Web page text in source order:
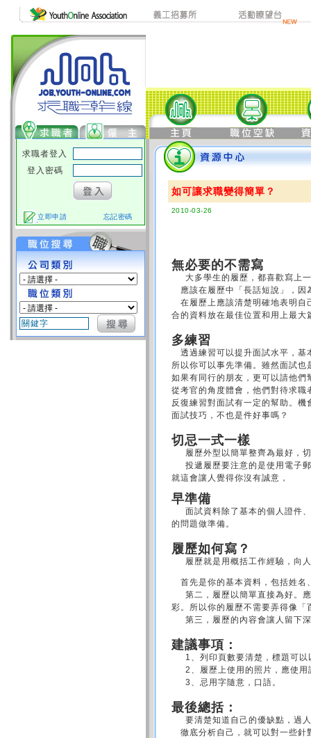
求職者登入
登入密碼
立即申請 忘記密碼
如可讓求職變得簡單？
2010-03-26
無必要的不需寫
大多學生的履歷，都喜歡寫上一
應該在履歷中「長話短說」，因
在履歷上應該清楚明確地表明自
合的資料放在最佳位置和用上最大
多練習
透過練習可以提升面試水平，基
所以你可以事先準備。雖然面試
如果有同行的朋友，更可以請他
從考官的角度體會，他們對待求
反復練習對面試有一定的幫助。
面試技巧，不也是件好事嗎？
切忌一式一樣
履歷外型以簡單整齊為最好，切
投遞履歷要注意的是使用電子郵
就這會讓人覺得你沒有誠意，
早準備
面試資料除了基本的個人證件、
的問題做準備。
履歷如何寫？
履歷就是用概括工作經驗，向
首先是你的基本資料，包括姓名
第二，履歷以簡單直接為好。應
彩。所以你的履歷不需要弄得像「
第三，履歷的內容會讓人留下深
建議事項：
1、列印頁數要清楚，標題可以
2、履歷上使用的照片，應使用
3、忌用字隨意，口語。
最後總括：
要清楚知道自己的優缺點，過人
徹底分析自己，就可以對一些針